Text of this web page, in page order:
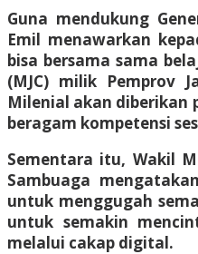
Guna mendukung
Emil menawarkan
bisa bersama sama
(MJC) milik Pemprov
Milenial akan diberikan
beragam kompetensi
Sementara itu, Wakil
Sambuaga
untuk menggugah
untuk semakin
melalui cakap digital.